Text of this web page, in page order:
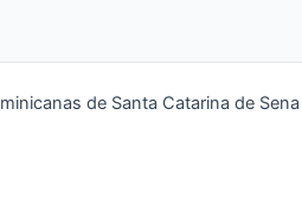
de Santa Catarina de Sena